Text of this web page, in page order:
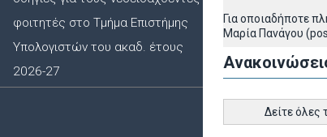
φοιτητές στο Τμήμα Επιστήμης
Υπολογιστών του ακαδ. έτους
2026-27
Για οποιαδήποτε
Μαρία Πανάγου
Δείτε όλες